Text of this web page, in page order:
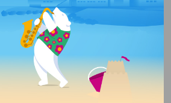
proche ou
exclusifs